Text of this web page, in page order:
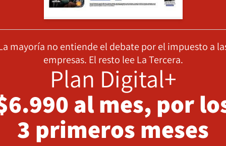
mayoría no entiende el debate por el impuesto a
empresas. El resto lee La Tercera.
Plan Digital+
al mes, por
3 primeros meses